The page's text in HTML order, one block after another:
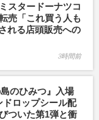
スタードーナツコ
売「これ買う人も
れる店頭販売への
3時間前
のひみつ』入場
ロップシール配
ついた第1弾と衝